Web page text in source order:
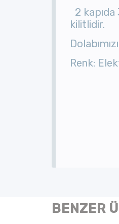
2
kilitlidir.
Renk:
BENZER